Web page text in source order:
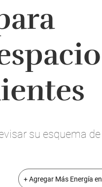
su esquema de
+ Agregar Más Energía en